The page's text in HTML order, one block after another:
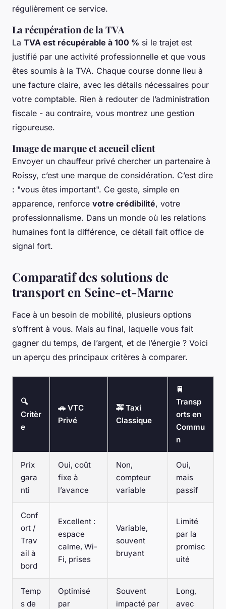
régulièrement ce service.
La récupération de la TVA
La TVA est récupérable à 100 % si le trajet est
justifié par une activité professionnelle et que vous
êtes soumis à la TVA. Chaque course donne lieu à
une facture claire, avec les détails nécessaires pour
votre comptable. Rien à redouter de l’administration
fiscale - au contraire, vous montrez une gestion
rigoureuse.
Image de marque et accueil client
Envoyer un chauffeur privé chercher un partenaire à
Roissy, c’est une marque de considération. C’est dire
: "vous êtes important". Ce geste, simple en
apparence, renforce votre crédibilité, votre
professionnalisme. Dans un monde où les relations
humaines font la différence, ce détail fait office de
signal fort.
Comparatif des solutions de
transport en Seine-et-Marne
Face à un besoin de mobilité, plusieurs options
s’offrent à vous. Mais au final, laquelle vous fait
gagner du temps, de l’argent, et de l’énergie ? Voici
un aperçu des principaux critères à comparer.
🔍
Critèr
e
🚗 VTC
Privé
🚕 Taxi
Classique
🚆
Transp
orts en
Commu
n
Prix
gara
nti
Oui, coût
fixe à
l’avance
Non,
compteur
variable
Oui,
mais
passif
Conf
ort /
Trav
ail à
bord
Excellent :
espace
calme, Wi-
Fi, prises
Variable,
souvent
bruyant
Limité
par la
promisc
uité
Temp
s de
Optimisé
par
Souvent
impacté par
Long,
avec